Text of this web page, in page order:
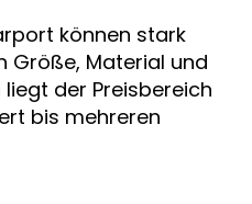
können stark
Größe, Material und
liegt der Preisbereich
bis mehreren